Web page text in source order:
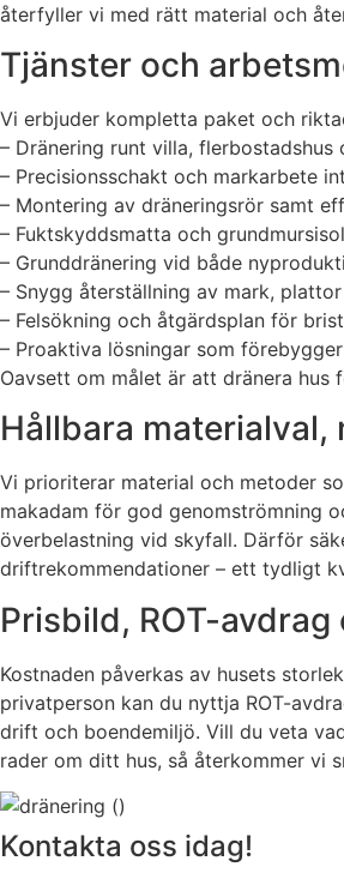
återfyller vi med rätt material och
Tjänster och
Vi erbjuder kompletta paket och
– Dränering runt villa, flerbostadshus
– Precisionsschakt och markarbete
– Montering av dräneringsrör samt
– Fuktskyddsmatta och
– Grunddränering vid både
– Snygg återställning av mark,
– Felsökning och åtgärdsplan för
– Proaktiva lösningar som
Oavsett om målet är att dränera
Hållbara
Vi prioriterar material och metoder
makadam för god genomströmning
överbelastning vid skyfall. Därför
driftrekommendationer – ett tydligt
Prisbild, ROT-
Kostnaden påverkas av husets
privatperson kan du nyttja ROT-
drift och boendemiljö. Vill du veta
rader om ditt hus, så återkommer vi
Kontakta oss idag!